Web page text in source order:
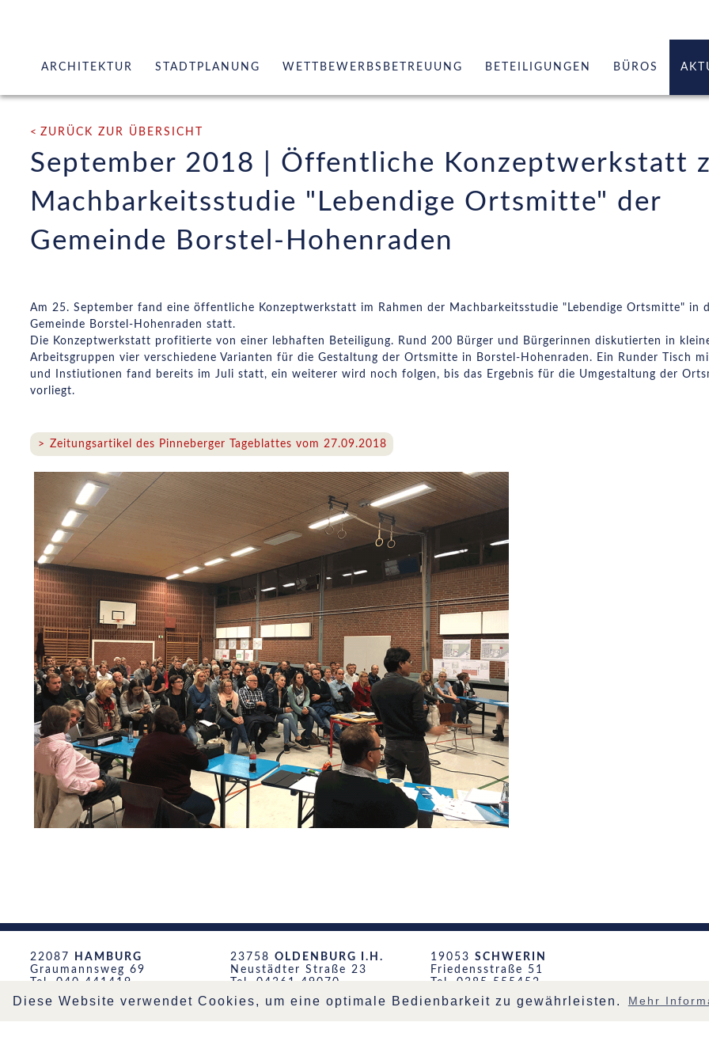
Diese Website verwendet Cookies, um eine optimale Bedienbarkeit zu gewährleisten. Mehr
ARCHITEKTUR
Industrie- / Verwaltungsbau
Wohnungsbau
Kulturbauten
STADTPLANUNG
Flächennutzungspläne
Bebauungspläne / sonstige Satzungen
Erneuerbare Energien
Wettbewerbe
WETTBEWERBSBETREUUNG BETEILIGUNGEN BÜROS
Referenzen
Referenzen
ZURÜCK ZUR ÜBERSICHT
September 2018 | Öffentliche Konzeptwerkstatt
Machbarkeitsstudie "Lebendige Ortsmitte" der
Gemeinde Borstel-Hohenraden
Am 25. September fand eine öffentliche Konzeptwerkstatt im Rahmen der Machbarkeitsstudie "Lebendige Ortsmitte" in
Gemeinde Borstel-Hohenraden statt.
Die Konzeptwerkstatt profitierte von einer lebhaften Beteiligung. Rund 200 Bürger und Bürgerinnen diskutierten in
Arbeitsgruppen vier verschiedene Varianten für die Gestaltung der Ortsmitte in Borstel-Hohenraden. Ein Runder Tisch
und Instiutionen fand bereits im Juli statt, ein weiterer wird noch folgen, bis das Ergebnis für die Umgestaltung der
vorliegt.
Zeitungsartikel des Pinneberger Tageblattes vom 27.09.2018
22087
HAMBURG
Graumannsweg 69
Tel. 040 441419
hamburg@archi-stadt.de
23758 OLDENBURG I.H.
Neustädter Straße 23
Tel. 04361 49070
oldenburg@archi-stadt.de
19053 SCHWERIN
Friedensstraße 51
Tel. 0385 555452
schwerin@archi-stadt.de